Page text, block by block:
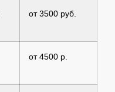
от 3500 руб.
от 4500 р.